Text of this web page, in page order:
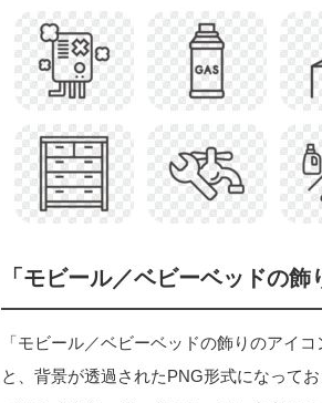
「モビール／ベビーベッドの
「モビール／ベビーベッドの飾りのアイ
と、背景が透過されたPNG形式になってお